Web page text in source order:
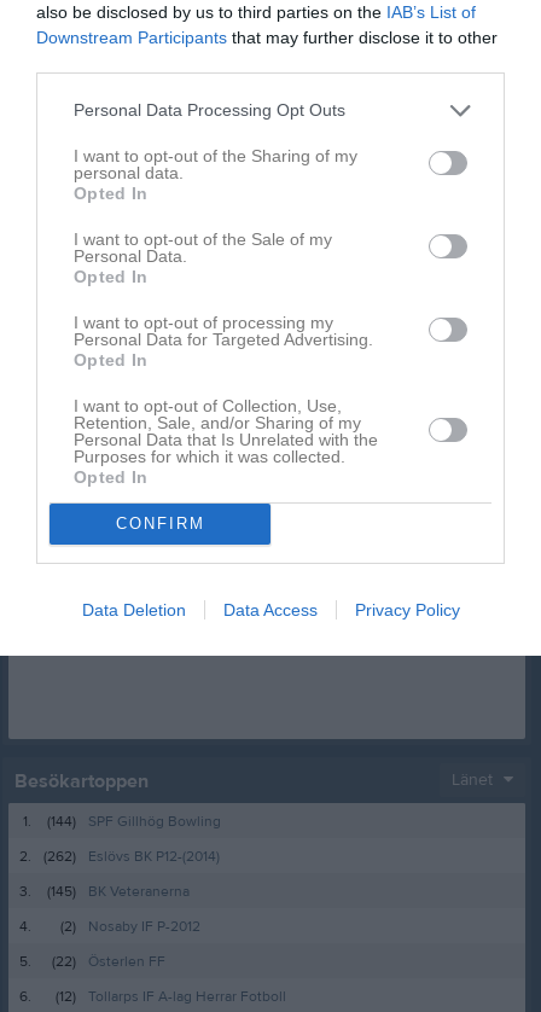
also be disclosed by us to third parties on the IAB’s List of
Downstream Participants that may further disclose it to other
Personal Data Processing Opt Outs
I want to opt-out of the Sharing of my
personal data.
Opted In
I want to opt-out of the Sale of my
Personal Data.
Opted In
I want to opt-out of processing my
Personal Data for Targeted Advertising.
Opted In
I want to opt-out of Collection, Use,
Retention, Sale, and/or Sharing of my
Personal Data that Is Unrelated with the
Purposes for which it was collected.
Opted In
CONFIRM
Data Deletion Data Access Privacy Policy
15 mar
Senior- och ungdom
Knislinge Judo Open
1 okt, 08:00
Startgruppen
Skåneserie 2
På gång Kalender
Fortsättningsgruppen Brännboll och grill 12 aug, 18:00
Senior- och ungdom
Fortsättningsgruppen Träning
Senior- och ungdom Träning
Kalenderöversikt
Facebook
Besökartoppen Länet
1. (144)
SPF Gillhög Bowling
2.
(262)
Eslövs BK P12-(2014)
3.
(145)
BK Veteranerna
4.
(2)
Nosaby IF P-2012
5.
(22)
Österlen FF
6.
(12) Tollarps IF A-lag Herrar Fotboll